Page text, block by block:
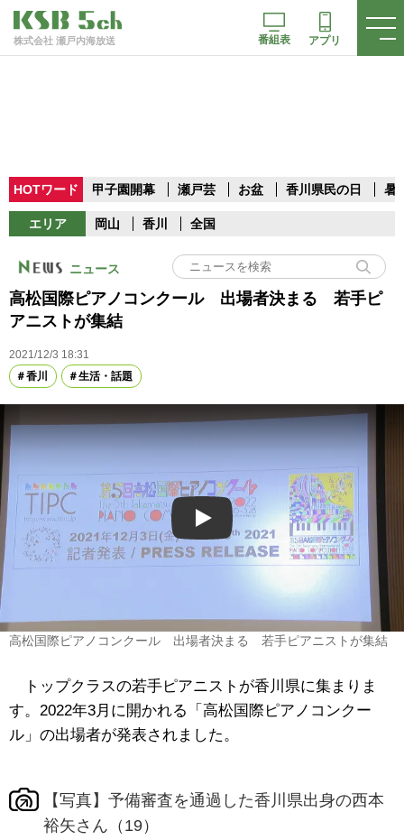
株式会社 瀬戸内海放送 番組表 アプリ
HOTワード 甲子園開幕 瀬戸芸 お盆 香川県民の日 暑
エリア 岡山 香川 全国
ニュース
高松国際ピアノコンクール 出場者決まる 若手ピ
アニストが集結
2021/12/3 18:31
香川
生活・話題
Play
高松国際ピアノコンクール 出場者決まる 若手ピアニストが集結
トップクラスの若手ピアニストが香川県に集まりま
す。2022年3月に開かれる「高松国際ピアノコンクー
ル」の出場者が発表されました。
【写真】予備審査を通過した香川県出身の西本
裕矢さん（19）